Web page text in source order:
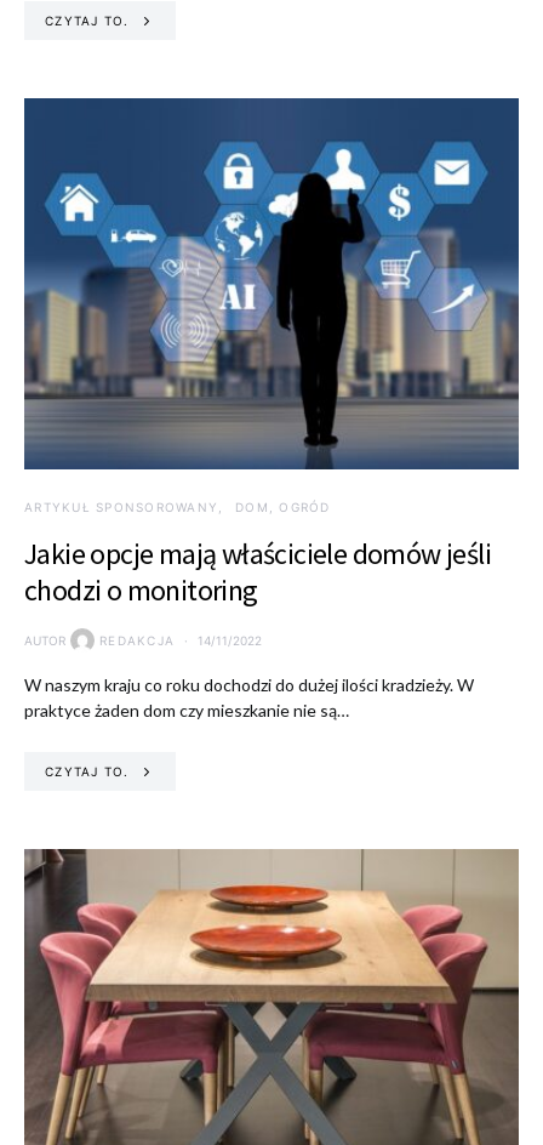
CZYTAJ TO.
ARTYKUŁ SPONSOROWANY DOM, OGRÓD
Jakie opcje mają właściciele domów jeśli
chodzi o monitoring
AUTOR REDAKCJA 14/11/2022
W naszym kraju co roku dochodzi do dużej ilości kradzieży. W
praktyce żaden dom czy mieszkanie nie są…
CZYTAJ TO.